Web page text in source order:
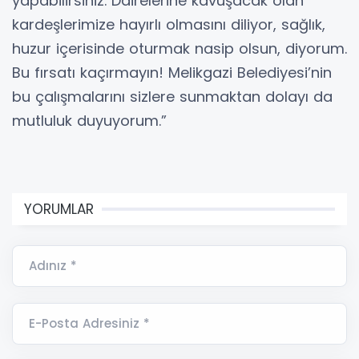
kardeşlerimize hayırlı olmasını diliyor, sağlık,
huzur içerisinde oturmak nasip olsun, diyorum.
Bu fırsatı kaçırmayın! Melikgazi Belediyesi’nin
bu çalışmalarını sizlere sunmaktan dolayı da
mutluluk duyuyorum.”
YORUMLAR
Adınız *
E-Posta Adresiniz *